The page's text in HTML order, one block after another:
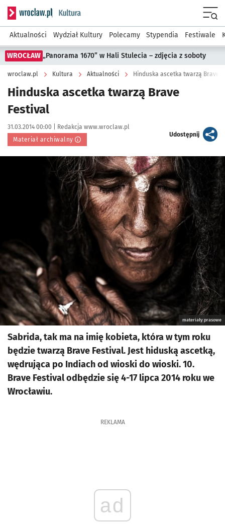
Serwis informacyjny wroclaw.pl podserwis: Kultura
Aktualności Wydział Kultury Polecamy Stypendia Festiwale
WROCŁAW „Panorama 1670” w Hali Stulecia – zdjęcia z soboty
wroclaw.pl Kultura Aktualności Hinduska ascetka twarzą Brave
Hinduska ascetka twarzą Brave
Festival
Data publikacji:
31.03.2014 00:00 | Autor:
Redakcja www.wroclaw.pl
Materiał archiwalny
Udostępnijartykuł
Kliknij, aby powiększyć
materiały prasowe
Sabrida, tak ma na imię kobieta, która w tym roku
będzie twarzą Brave Festival. Jest hiduską ascetką,
wędrująca po Indiach od wioski do wioski. 10.
Brave Festival odbędzie się 4-17 lipca 2014 roku we
Wrocławiu.
REKLAMA
ad